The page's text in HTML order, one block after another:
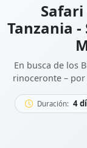
Safari
Tanzania
En busca de los
rinoceronte –
Duración: 4